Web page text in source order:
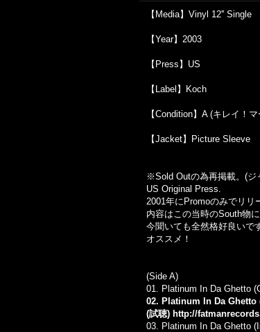
【Media】Vinyl 12'' Single
【Year】2003
【Press】US
【Label】Koch
【Condition】A (キレイ！
【Jacket】Picture Sleeve
※Sold Outの為再掲載。 (ジ
US Original Press.
2001年にPromoのみでリリ
内容はこの当時のSouth物
今聞いても全然格好良いで
オススメ！
(Side A)
01. Platinum In Da Ghetto
02. Platinum In Da Ghetto
(試聴) http://
03. Platinum In Da Ghetto